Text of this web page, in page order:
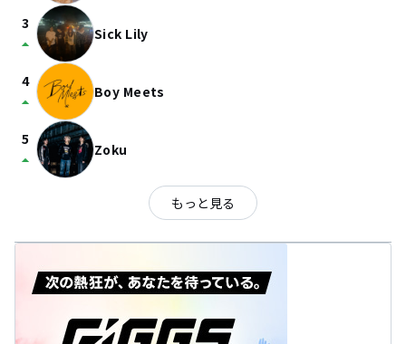
3
arrow_drop_up Sick Lily
4
arrow_drop_up Boy Meets
5
arrow_drop_up Zoku
もっと見る